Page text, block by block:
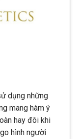
dụng những
mang hàm ý
hay đôi khi
hình người